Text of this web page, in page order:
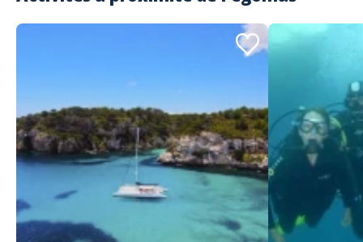
Lire les avis clients